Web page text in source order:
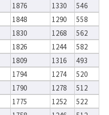
1876 1330
546
1848 1290
558
1830 1268
562
1826 1244
582
1809 1316
493
1794 1274
520
1790 1278
512
1775 1252
522